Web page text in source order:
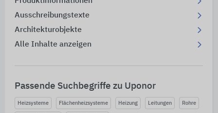
Ausschreibungstexte
Architekturobjekte
Alle Inhalte anzeigen
Passende Suchbegriffe zu Uponor
Heizsysteme Flächenheizsysteme Heizung Leitungen Rohre